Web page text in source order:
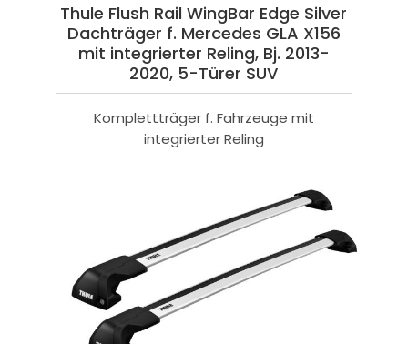
Thule Flush Rail WingBar Edge Silver
Dachträger f. Mercedes GLA X156
mit integrierter Reling, Bj. 2013-
2020, 5-Türer SUV
Komplettträger f. Fahrzeuge mit
integrierter Reling